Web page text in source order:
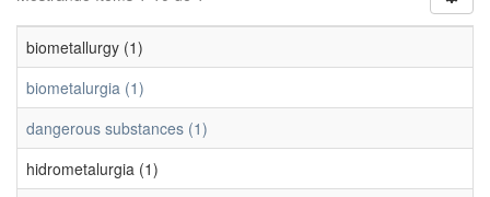
biometallurgy (1)
biometalurgia (1)
dangerous substances (1)
hidrometalurgia (1)